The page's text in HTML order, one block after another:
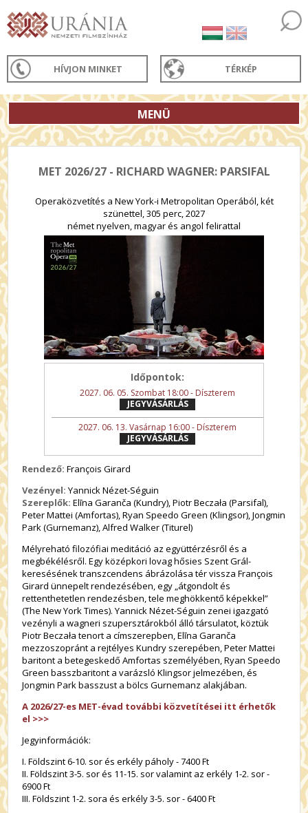
HÍVJON MINKET TÉRKÉP
MENÜ
MET 2026/27 - RICHARD WAGNER: PARSIFAL
Operaközvetítés a New York-i Metropolitan Operából, két
szünettel, 305 perc, 2027
német nyelven, magyar és angol felirattal
Időpontok:
2027. 06. 05. Szombat 18:00 - Díszterem
JEGYVÁSÁRLÁS
2027. 06. 13. Vasárnap 16:00 - Díszterem
JEGYVÁSÁRLÁS
Rendező: François Girard
Vezényel:Yannick Nézet-Séguin
Szereplők: Elīna Garanča (Kundry), Piotr Beczała (Parsifal),
Peter Mattei (Amfortas), Ryan Speedo Green (Klingsor), Jongmin
Park (Gurnemanz), Alfred Walker (Titurel)
Mélyreható filozófiai meditáció az együttérzésről és a
megbékélésről. Egy középkori lovag hősies Szent Grál-
keresésének transzcendens ábrázolása tér vissza François
Girard ünnepelt rendezésében, egy „átgondolt és
rettenthetetlen rendezésben, tele meghökkentő képekkel”
(The New York Times). Yannick Nézet-Séguin zenei igazgató
vezényli a wagneri szupersztárokból álló társulatot, köztük
Piotr Beczała tenort a címszerepben, Elīna Garanča
mezzoszopránt a rejtélyes Kundry szerepében, Peter Mattei
baritont a betegeskedő Amfortas személyében, Ryan Speedo
Green basszbaritont a varázsló Klingsor jelmezében, és
Jongmin Park basszust a bölcs Gurnemanz alakjában.
A 2026/27-es MET-évad további közvetítései itt érhetők
el >>>
Jegyinformációk:
I. Földszint 6-10. sor és erkély páholy - 7400 Ft
II. Földszint 3-5. sor és 11-15. sor valamint az erkély 1-2. sor -
6900 Ft
III. Földszint 1-2. sora és erkély 3-5. sor - 6400 Ft